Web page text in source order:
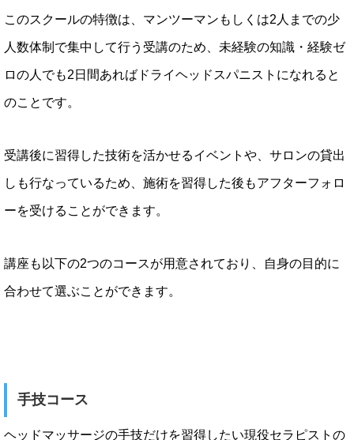
このスクールの特徴は、マンツーマンもしくは2人までの少
人数体制で集中して行う受講のため、未経験の知識・経験ゼ
ロの人でも2日間あればドライヘッドスパニストになれると
のことです。
受講後に習得した技術を活かせるイベントや、サロンの貸出
しも行なっているため、施術を習得した後もアフターフォロ
ーを受けることができます。
講座も以下の2つのコースが用意されており、自身の目的に
合わせて選ぶことができます。
手技コース
ヘッドマッサージの手技だけを習得したい現役セラピストの